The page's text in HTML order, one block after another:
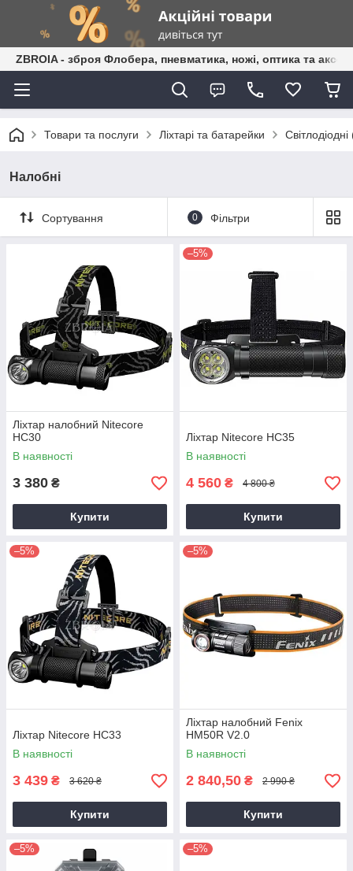
ZBROIA - зброя Флобера, пневматика, ножі, оптика та
Товари та послуги Ліхтарі та батарейки Світлодіодні
Налобні
Сортування 0 Фільтри
Ліхтар налобний Nitecore
HC30
В наявності
3 380 ₴
Купити
–5%
Ліхтар Nitecore HC35
В наявності
4 560 ₴ 4 800 ₴
Купити
–5%
Ліхтар Nitecore HC33
В наявності
3 439 ₴ 3 620 ₴
Купити
–5%
Ліхтар налобний Fenix
HM50R V2.0
В наявності
2 840,50 ₴ 2 990 ₴
Купити
–5% –5%